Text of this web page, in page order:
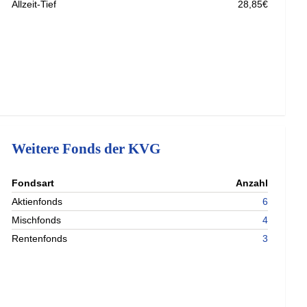
Allzeit-Tief
28,85€
Weitere Fonds der KVG
Fondsart
Anzahl
Aktienfonds
6
Mischfonds
4
Rentenfonds
3